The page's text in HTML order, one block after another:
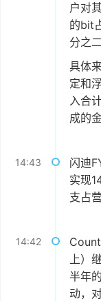
户对
的bit
分之二
具体
定和
入合
成的
14:43
闪迪
实现
支占
14:42
上）
半年
动，